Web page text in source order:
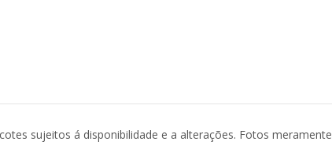
sujeitos á disponibilidade e a alterações. Fotos meramente